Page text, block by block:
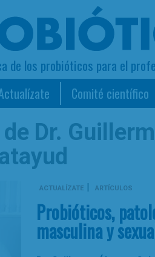
de los probióticos para el
Comité científico
Dr.
ACTUALÍZATE | ARTÍCULOS
Probióticos,
masculina y